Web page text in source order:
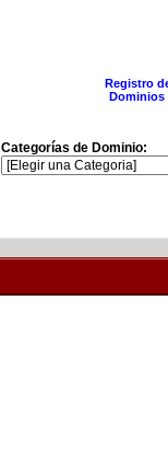
Registro
Dominios
Categorías de Dominio: